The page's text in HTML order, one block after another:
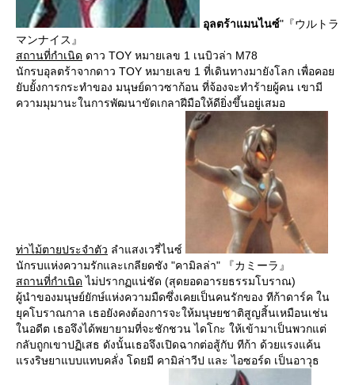
อุลตร้าแมนไนซ์"『ウルトラ
マンナイス』
สถานที่กำเนิด ดาว TOY หมายเลข 1 เนบิวล่า M78
นักรบอุลตร้าจากดาว TOY หมายเลข 1 ที่เดินทางมายังโลก เพื่อคอย
ยับยั้งการกระทำของ มนุษย์ดาวซาก้อน ที่จ้องจะทำร้ายผู้คน เขามี
ความมุมานะในการพัฒนาขัดเกลาฝีมือให้ดียิ่งขึ้นอยู่เสมอ
ท่าไม้ตายประจำตัว ลำแสงเวรี่ไนซ์
นักรบแห่งความรักและเกลียดชัง "คามิลล่า" 『カミーラ』
สถานที่กำเนิด ไม่ปรากฏแน่ชัด (สุดยอดอารยธรรมโบราณ)
ผู้นำของมนุษย์ยักษ์แห่งความมืดซึ่งเคยเป็นคนรักของ ทีก้าดาร์ค ใน
ยุคโบราณกาล เธอยังคงต้องการจะให้มนุษยชาติสูญสิ้นเหมือนเช่น
ในอดีต เธอจึงได้พยายามที่จะชักชวน ไดโกะ ให้เข้ามาเป็นพวกแต่
กลับถูกเขาปฏิเสธ ดังนั้นเธอจึงเปิดฉากต่อสู้กับ ทีก้า ด้วยแรงแค้น
แรงริษยาแบบแทบคลั่ง โดยมี คามิล่าวีป และ ไอซอร์ด เป็นอาวุธ